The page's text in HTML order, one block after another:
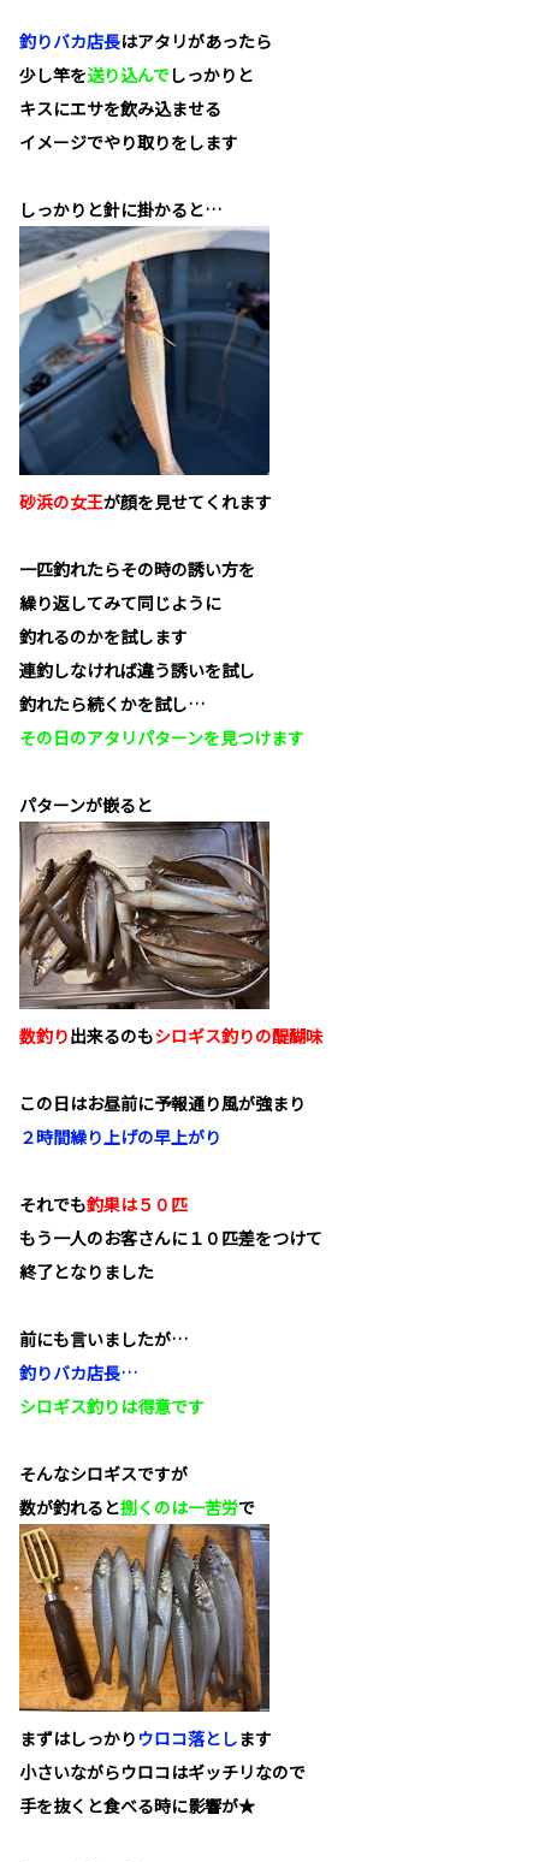
釣りバカ店長はアタリがあったら
少し竿を送り込んでしっかりと
キスにエサを飲み込ませる
イメージでやり取りをします
しっかりと針に掛かると…
砂浜の女王が顔を見せてくれます
一匹釣れたらその時の誘い方を
繰り返してみて同じように
釣れるのかを試します
連釣しなければ違う誘いを試し
釣れたら続くかを試し…
その日のアタリパターンを見つけます
パターンが嵌ると
数釣り出来るのもシロギス釣りの醍醐味
この日はお昼前に予報通り風が強まり
２時間繰り上げの早上がり
それでも釣果は５０匹
もう一人のお客さんに１０匹差をつけて
終了となりました
前にも言いましたが…
釣りバカ店長…
シロギス釣りは得意です
そんなシロギスですが
数が釣れると捌くのは一苦労で
まずはしっかり ウロコ落とします
小さいながらウロコはギッチリなので
手を抜くと食べる時に影響が★